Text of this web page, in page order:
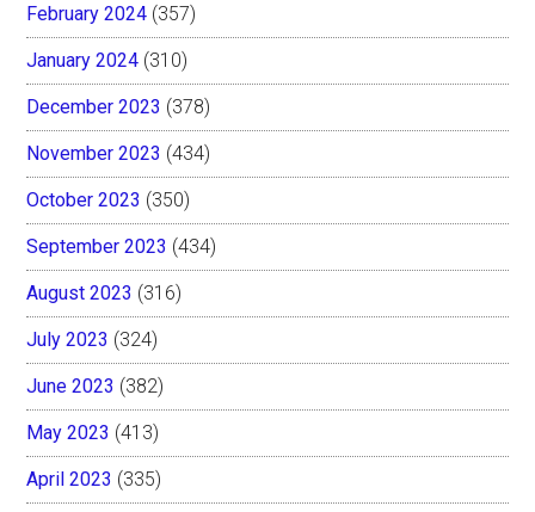
February 2024 (357)
January 2024 (310)
December 2023 (378)
November 2023 (434)
October 2023 (350)
September 2023 (434)
August 2023 (316)
July 2023 (324)
June 2023 (382)
May 2023 (413)
April 2023 (335)